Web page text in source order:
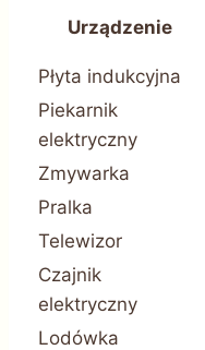
Urządzenie
Płyta indukcyjna
Piekarnik
elektryczny
Zmywarka
Pralka
Telewizor
Czajnik
elektryczny
Lodówka